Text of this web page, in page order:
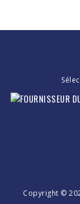
Copyright ©